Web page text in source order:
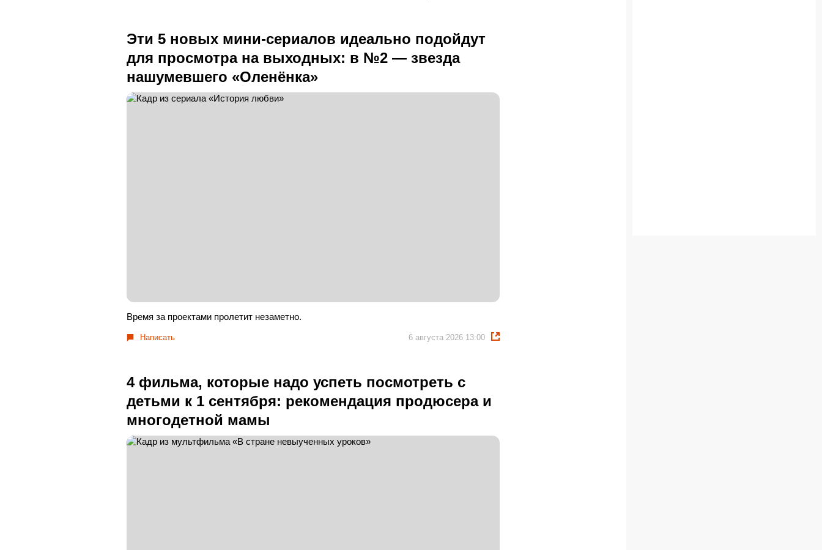
Эти 5 новых мини-сериалов идеально подойдут
для просмотра на выходных: в №2 — звезда
нашумевшего «Оленёнка»
Время за проектами пролетит незаметно.
Написать 6 августа 2026 13:00
4 фильма, которые надо успеть посмотреть с
детьми к 1 сентября: рекомендация продюсера и
многодетной мамы